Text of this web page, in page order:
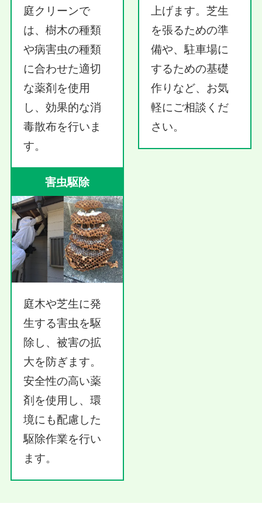
庭クリーンで
は、樹木の種類
や病害虫の種類
に合わせた適切
な薬剤を使用
し、効果的な消
毒散布を行いま
す。
上げます。芝生
を張るための準
備や、駐車場に
するための基礎
作りなど、お気
軽にご相談くだ
さい。
害虫駆除
庭木や芝生に発
生する害虫を駆
除し、被害の拡
大を防ぎます。
安全性の高い薬
剤を使用し、環
境にも配慮した
駆除作業を行い
ます。